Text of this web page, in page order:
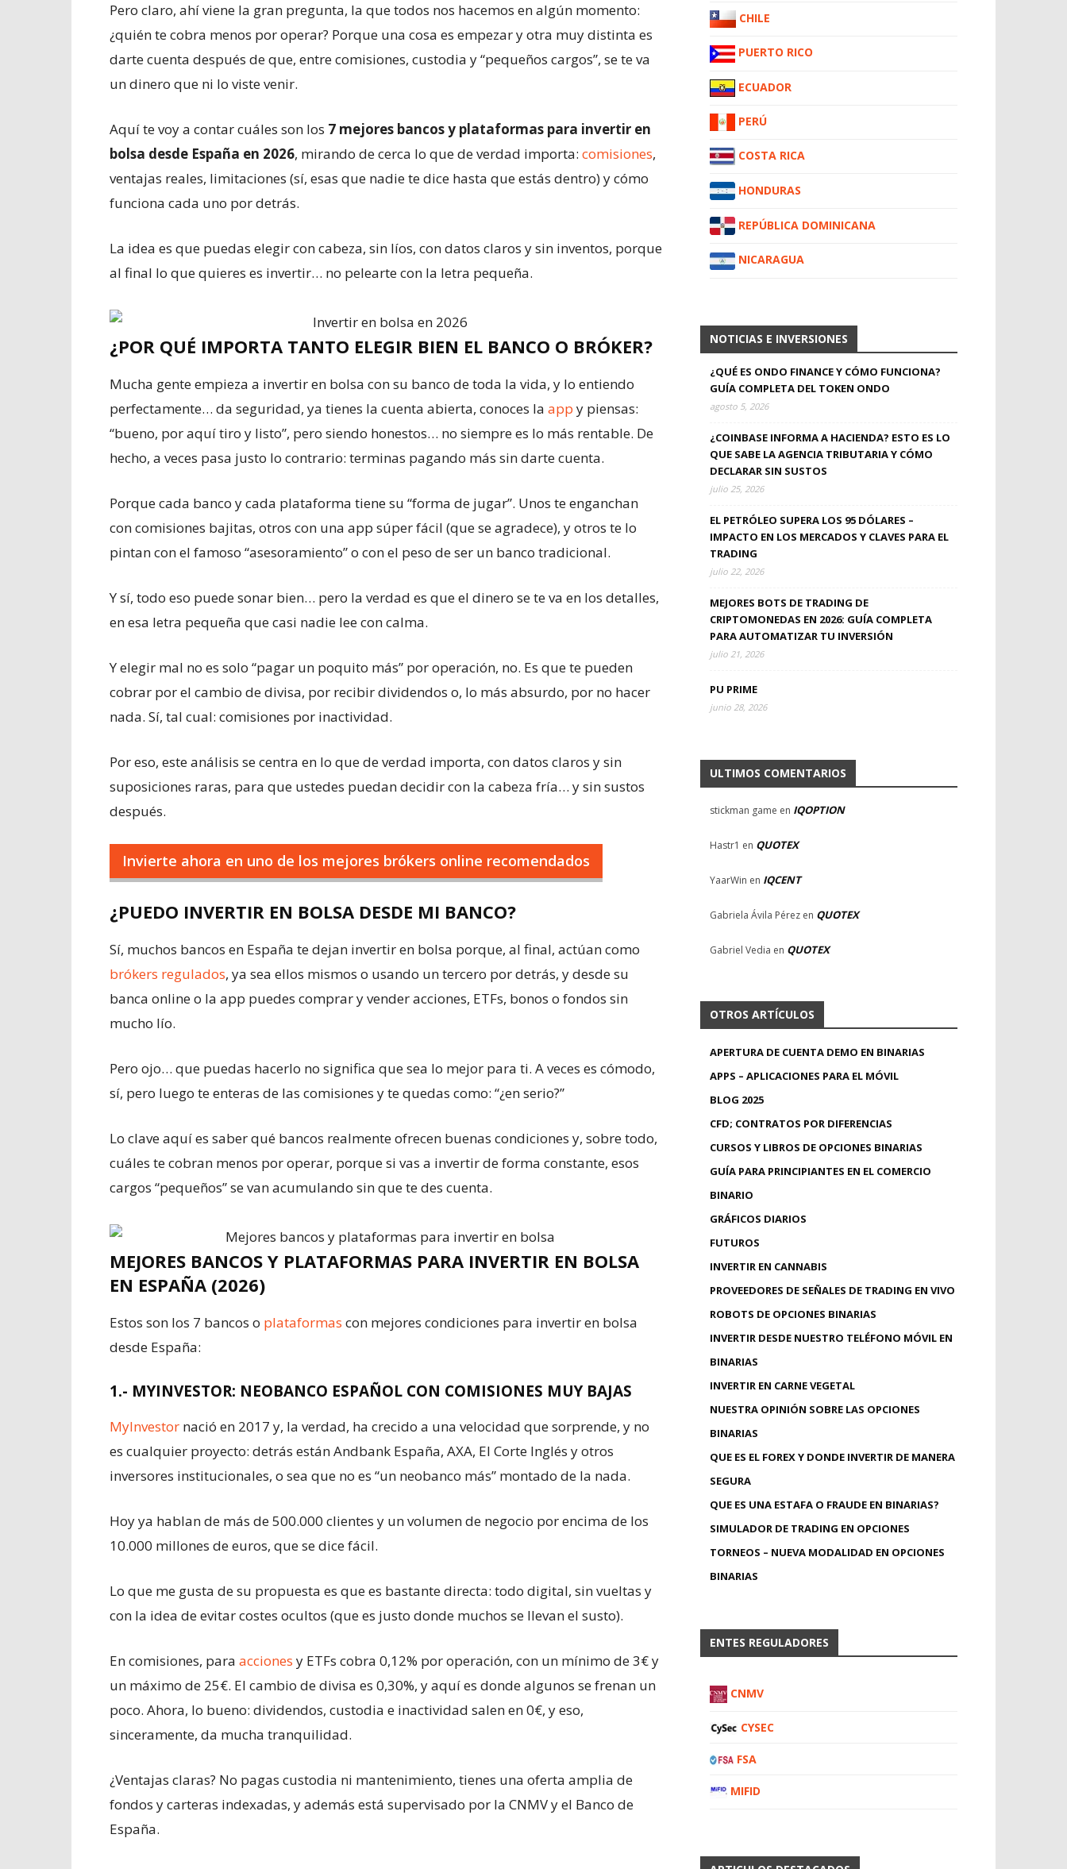
Pero claro, ahí viene la gran pregunta, la que todos nos hacemos en algún momento:
¿quién te cobra menos por operar? Porque una cosa es empezar y otra muy distinta es
darte cuenta después de que, entre comisiones, custodia y “pequeños cargos”, se te va
un dinero que ni lo viste venir.
Aquí te voy a contar cuáles son los 7 mejores bancos y plataformas para invertir en
bolsa desde España en 2026, mirando de cerca lo que de verdad importa: comisiones,
ventajas reales, limitaciones (sí, esas que nadie te dice hasta que estás dentro) y cómo
funciona cada uno por detrás.
La idea es que puedas elegir con cabeza, sin líos, con datos claros y sin inventos, porque
al final lo que quieres es invertir… no pelearte con la letra pequeña.
¿POR QUÉ IMPORTA TANTO ELEGIR BIEN EL BANCO O BRÓKER?
Mucha gente empieza a invertir en bolsa con su banco de toda la vida, y lo entiendo
perfectamente… da seguridad, ya tienes la cuenta abierta, conoces la app y piensas:
“bueno, por aquí tiro y listo”, pero siendo honestos… no siempre es lo más rentable. De
hecho, a veces pasa justo lo contrario: terminas pagando más sin darte cuenta.
Porque cada banco y cada plataforma tiene su “forma de jugar”. Unos te enganchan
con comisiones bajitas, otros con una app súper fácil (que se agradece), y otros te lo
pintan con el famoso “asesoramiento” o con el peso de ser un banco tradicional.
Y sí, todo eso puede sonar bien… pero la verdad es que el dinero se te va en los detalles,
en esa letra pequeña que casi nadie lee con calma.
Y elegir mal no es solo “pagar un poquito más” por operación, no. Es que te pueden
cobrar por el cambio de divisa, por recibir dividendos o, lo más absurdo, por no hacer
nada. Sí, tal cual: comisiones por inactividad.
Por eso, este análisis se centra en lo que de verdad importa, con datos claros y sin
suposiciones raras, para que ustedes puedan decidir con la cabeza fría… y sin sustos
después.
Invierte ahora en uno de los mejores brókers online recomendados
¿PUEDO INVERTIR EN BOLSA DESDE MI BANCO?
Sí, muchos bancos en España te dejan invertir en bolsa porque, al final, actúan como
brókers regulados, ya sea ellos mismos o usando un tercero por detrás, y desde su
banca online o la app puedes comprar y vender acciones, ETFs, bonos o fondos sin
mucho lío.
Pero ojo… que puedas hacerlo no significa que sea lo mejor para ti. A veces es cómodo,
sí, pero luego te enteras de las comisiones y te quedas como: “¿en serio?”
Lo clave aquí es saber qué bancos realmente ofrecen buenas condiciones y, sobre todo,
cuáles te cobran menos por operar, porque si vas a invertir de forma constante, esos
cargos “pequeños” se van acumulando sin que te des cuenta.
MEJORES BANCOS Y PLATAFORMAS PARA INVERTIR EN BOLSA
EN ESPAÑA (2026)
Estos son los 7 bancos o plataformas con mejores condiciones para invertir en bolsa
desde España:
1.- MYINVESTOR: NEOBANCO ESPAÑOL CON COMISIONES MUY BAJAS
MyInvestor nació en 2017 y, la verdad, ha crecido a una velocidad que sorprende, y no
es cualquier proyecto: detrás están Andbank España, AXA, El Corte Inglés y otros
inversores institucionales, o sea que no es “un neobanco más” montado de la nada.
Hoy ya hablan de más de 500.000 clientes y un volumen de negocio por encima de los
10.000 millones de euros, que se dice fácil.
Lo que me gusta de su propuesta es que es bastante directa: todo digital, sin vueltas y
con la idea de evitar costes ocultos (que es justo donde muchos se llevan el susto).
En comisiones, para acciones y ETFs cobra 0,12% por operación, con un mínimo de 3€ y
un máximo de 25€. El cambio de divisa es 0,30%, y aquí es donde algunos se frenan un
poco. Ahora, lo bueno: dividendos, custodia e inactividad salen en 0€, y eso,
sinceramente, da mucha tranquilidad.
¿Ventajas claras? No pagas custodia ni mantenimiento, tienes una oferta amplia de
fondos y carteras indexadas, y además está supervisado por la CNMV y el Banco de
España.
CHILE
PUERTO RICO
ECUADOR
PERÚ
COSTA RICA
HONDURAS
REPÚBLICA DOMINICANA
NICARAGUA
NOTICIAS E INVERSIONES
¿QUÉ ES ONDO FINANCE Y CÓMO FUNCIONA?
GUÍA COMPLETA DEL TOKEN ONDO
agosto 5, 2026
¿COINBASE INFORMA A HACIENDA? ESTO ES LO
QUE SABE LA AGENCIA TRIBUTARIA Y CÓMO
DECLARAR SIN SUSTOS
julio 25, 2026
EL PETRÓLEO SUPERA LOS 95 DÓLARES –
IMPACTO EN LOS MERCADOS Y CLAVES PARA EL
TRADING
julio 22, 2026
MEJORES BOTS DE TRADING DE
CRIPTOMONEDAS EN 2026: GUÍA COMPLETA
PARA AUTOMATIZAR TU INVERSIÓN
julio 21, 2026
PU PRIME
junio 28, 2026
ULTIMOS COMENTARIOS
stickman game en IQOPTION
Hastr1 en QUOTEX
YaarWin en IQCENT
Gabriela Ávila Pérez en QUOTEX
Gabriel Vedia en QUOTEX
OTROS ARTÍCULOS
APERTURA DE CUENTA DEMO EN BINARIAS
APPS – APLICACIONES PARA EL MÓVIL
BLOG 2025
CFD; CONTRATOS POR DIFERENCIAS
CURSOS Y LIBROS DE OPCIONES BINARIAS
GUÍA PARA PRINCIPIANTES EN EL COMERCIO
BINARIO
GRÁFICOS DIARIOS
FUTUROS
INVERTIR EN CANNABIS
PROVEEDORES DE SEÑALES DE TRADING EN VIVO
ROBOTS DE OPCIONES BINARIAS
INVERTIR DESDE NUESTRO TELÉFONO MÓVIL EN
BINARIAS
INVERTIR EN CARNE VEGETAL
NUESTRA OPINIÓN SOBRE LAS OPCIONES
BINARIAS
QUE ES EL FOREX Y DONDE INVERTIR DE MANERA
SEGURA
QUE ES UNA ESTAFA O FRAUDE EN BINARIAS?
SIMULADOR DE TRADING EN OPCIONES
TORNEOS – NUEVA MODALIDAD EN OPCIONES
BINARIAS
ENTES REGULADORES
CNMV
CYSEC
FSA
MIFID